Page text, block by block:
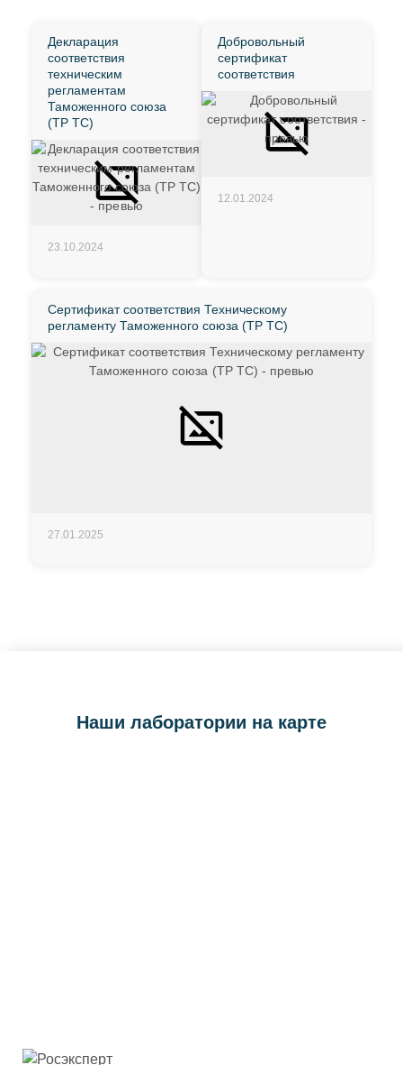
Декларация
соответствия
техническим
регламентам
Таможенного союза
(ТР ТС)
23.10.2024
Добровольный
сертификат
соответствия
12.01.2024
Сертификат соответствия Техническому
регламенту Таможенного союза (ТР ТС)
27.01.2025
Наши лаборатории на карте